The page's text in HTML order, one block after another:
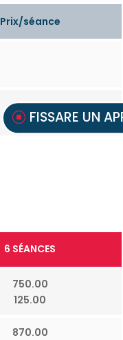
FISSARE UN
Prix/séance
6 SÉANCES
750.00
125.00
870.00